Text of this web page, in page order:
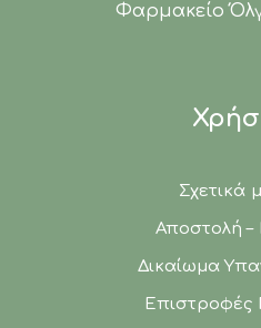
Φαρμακείο
Σχετικά
Αποστολή
Δικαίωμα
Επιστροφές